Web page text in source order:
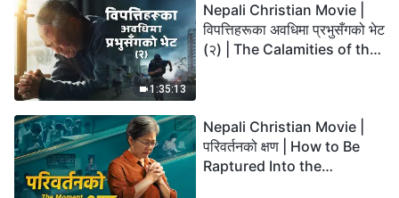
1:35:13
Nepali Christian Movie |
विपत्तिहरूका अवधिमा प्रभुसँगको भेट
(२) | The Calamities of the
Nepali Christian Movie |
परिवर्तनको क्षण | How to Be
Raptured Into the